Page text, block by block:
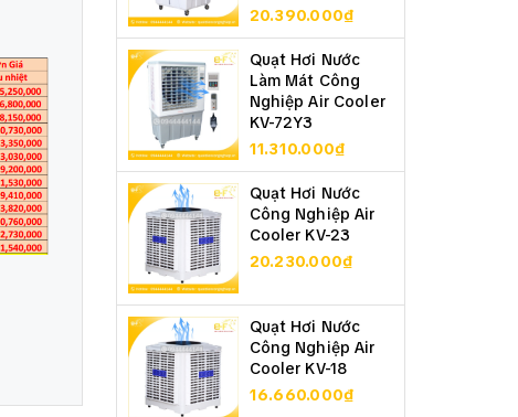
20.390.000₫
Quạt Hơi Nước
Làm Mát Công
Nghiệp Air Cooler
KV-72Y3
11.310.000₫
Quạt Hơi Nước
Công Nghiệp Air
Cooler KV-23
20.230.000₫
Quạt Hơi Nước
Công Nghiệp Air
Cooler KV-18
16.660.000₫